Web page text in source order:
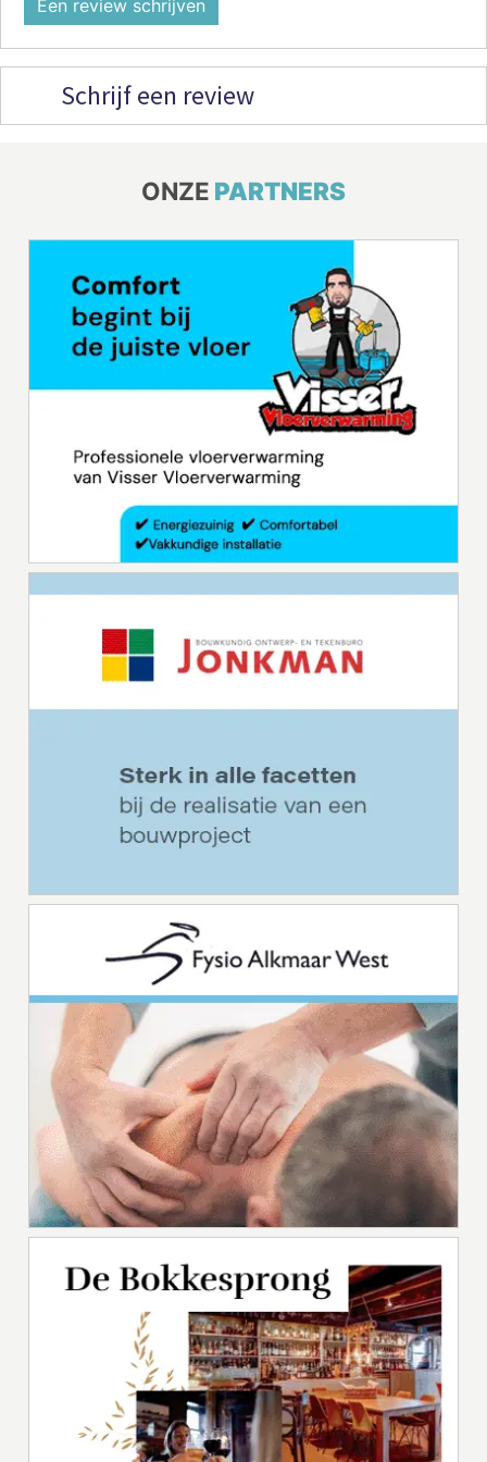
Een review schrijven
Schrijf een review
ONZE PARTNERS